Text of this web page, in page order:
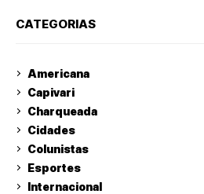
CATEGORIAS
Americana
Capivari
Charqueada
Cidades
Colunistas
Esportes
Internacional